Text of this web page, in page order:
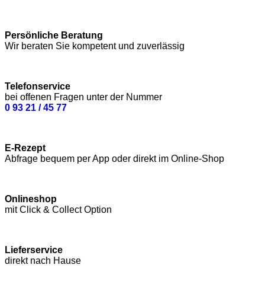
Persönliche Beratung
Wir beraten Sie kompetent und zuverlässig
Telefonservice
bei offenen Fragen unter der Nummer
0 93 21 / 45 77
E-Rezept
Abfrage bequem per App oder direkt im Online-Shop
Onlineshop
mit Click & Collect Option
Lieferservice
direkt nach Hause